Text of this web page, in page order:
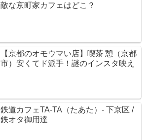
敵な京町家カフェはどこ？
【京都のオモウマい店】喫茶 憩（京都
市）安くてド派手！謎のインスタ映え
鉄道カフェTA-TA（たあた）- 下京区 /
鉄オタ御用達